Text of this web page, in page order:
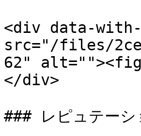
<div data-with-
src="/files/
62"
</div>
### レピュテーシ